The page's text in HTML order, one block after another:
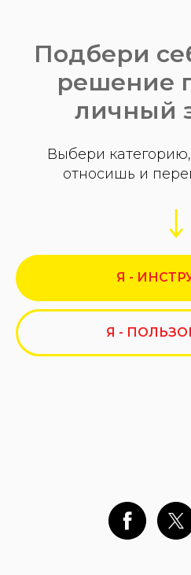
Подбери
решение
личный
Выбери
относишь и
Я -
Я -